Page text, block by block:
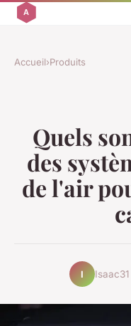
Accueil›Produits
Quels
des
de l'air
I Isaac